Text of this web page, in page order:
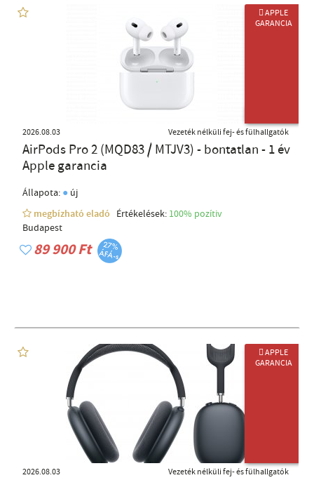
 APPLE
GARANCIA
2026.08.03 Vezeték nélküli fej- és fülhallgatók
AirPods Pro 2 (MQD83 / MTJV3) - bontatlan - 1 év
Apple garancia
Állapota: ● új
megbízható eladó
Értékelések: 100% pozítiv
Budapest
89 900 Ft
 APPLE
GARANCIA
2026.08.03 Vezeték nélküli fej- és fülhallgatók